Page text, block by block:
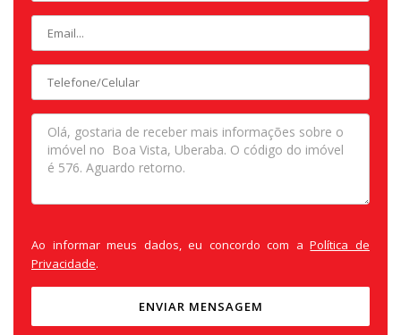
Ao informar meus dados, eu concordo com aPolítica de
Privacidade.
ENVIAR MENSAGEM